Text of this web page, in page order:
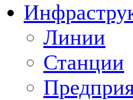
Линии
Станции